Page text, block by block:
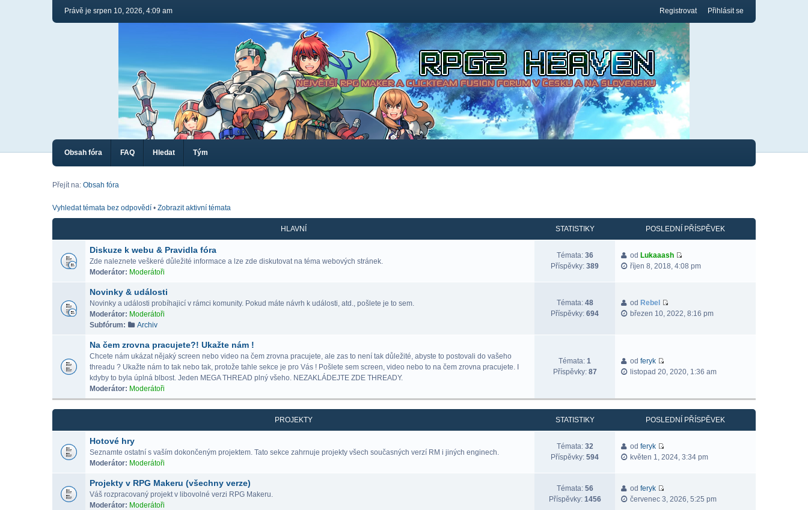
Právě je srpen 10, 2026, 4:09 am Registrovat Přihlásit se
Obsah fóra FAQ Hledat Tým
Přejít na: Obsah fóra
Vyhledat témata bez odpovědí • Zobrazit aktivní témata
HLAVNÍ STATISTIKY POSLEDNÍ PŘÍSPĚVEK
Diskuze k webu & Pravidla fóra
Zde naleznete veškeré důležité informace a lze zde diskutovat na téma webových stránek.
Moderátor: Moderátoři
Témata: 36
Příspěvky: 389
od Lukaaash
říjen 8, 2018, 4:08 pm
Novinky & události
Novinky a události probíhajicí v rámci komunity. Pokud máte návrh k události, atd., pošlete je to sem.
Moderátor: Moderátoři
Subfórum:
Archiv
Témata: 48
Příspěvky: 694
od Rebel
březen 10, 2022, 8:16 pm
Na čem zrovna pracujete?! Ukažte nám !
Chcete nám ukázat nějaký screen nebo video na čem zrovna pracujete, ale zas to není tak důležité, abyste to postovali do vašeho
threadu ? Ukažte nám to tak nebo tak, protože tahle sekce je pro Vás ! Pošlete sem screen, video nebo to na čem zrovna pracujete. I
kdyby to byla úplná blbost. Jeden MEGA THREAD plný všeho. NEZAKLÁDEJTE ZDE THREADY.
Moderátor: Moderátoři
Témata: 1
Příspěvky: 87
odferyk
listopad 20, 2020, 1:36 am
PROJEKTY STATISTIKY POSLEDNÍ PŘÍSPĚVEK
Hotové hry
Seznamte ostatní s vaším dokončeným projektem. Tato sekce zahrnuje projekty všech současných verzí RM i jiných enginech.
Moderátor: Moderátoři
Témata: 32
Příspěvky: 594
odferyk
květen 1, 2024, 3:34 pm
Projekty v RPG Makeru (všechny verze)
Váš rozpracovaný projekt v libovolné verzi RPG Makeru.
Moderátor: Moderátoři
Témata: 56
Příspěvky: 1456
odferyk
červenec 3, 2026, 5:25 pm